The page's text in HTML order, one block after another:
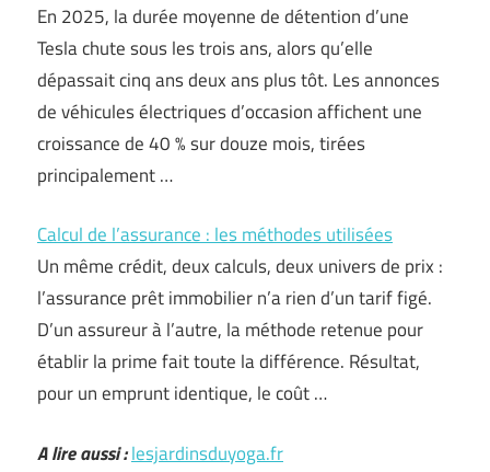
En 2025, la durée moyenne de détention d’une
Tesla chute sous les trois ans, alors qu’elle
dépassait cinq ans deux ans plus tôt. Les annonces
de véhicules électriques d’occasion affichent une
croissance de 40 % sur douze mois, tirées
principalement …
Calcul de l’assurance : les méthodes utilisées
Un même crédit, deux calculs, deux univers de prix :
l’assurance prêt immobilier n’a rien d’un tarif figé.
D’un assureur à l’autre, la méthode retenue pour
établir la prime fait toute la différence. Résultat,
pour un emprunt identique, le coût …
A lire aussi :lesjardinsduyoga.fr